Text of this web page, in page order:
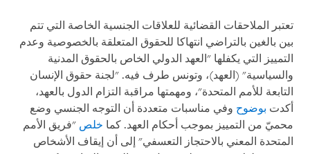
تعتبر الملاحقات القضائية للعلاقات الجنسية الخاصة التي تتم
بين بالغين بالتراضي انتهاكا للحقوق المتعلقة بالخصوصية وعدم
التمييز التي يكفلها "العهد الدولي الخاص بالحقوق المدنية
والسياسية" (العهد)، وتونس طرف فيه. "لجنة حقوق الإنسان
التابعة للأمم المتحدة"، ومهمتها مراقبة التزام الدول بالعهد،
أكدت بوضوح وفي مناسبات متعددة أن التوجه الجنسي وضع
محميّ من التمييز بموجب أحكام العهد. كما خلص "فريق الأمم
المتحدة المعني بالاحتجاز التعسفي" إلى أن إيقاف الأشخاص